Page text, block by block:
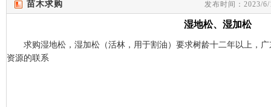
苗木求购 发布时间：2023/
湿地松、湿加松
求购湿地松，湿加松（活林，用于割油）要求树龄十二年以上，
资源的联系